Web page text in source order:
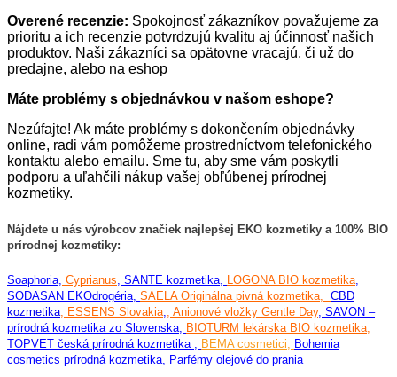
Overené recenzie: Spokojnosť zákazníkov považujeme za
prioritu a ich recenzie potvrdzujú kvalitu aj účinnosť našich
produktov. Naši zákazníci sa opätovne vracajú, či už do
predajne, alebo na eshop
Máte problémy s objednávkou v našom eshope?
Nezúfajte! Ak máte problémy s dokončením objednávky
online, radi vám pomôžeme prostredníctvom telefonického
kontaktu alebo emailu. Sme tu, aby sme vám poskytli
podporu a uľahčili nákup vašej obľúbenej prírodnej
kozmetiky.
Nájdete u nás výrobcov značiek najlepšej EKO kozmetiky a 100% BIO
prírodnej kozmetiky:
Soaphoria Cyprianus SANTE kozmetika, LOGONA BIO kozmetika
SODASAN EKOdrogéria SAELA Originálna pivná kozmetika
CBD
kozmetika
ESSENS Slovakia , Anionové vložky Gentle Day, SAVON –
prírodná kozmetika zo Slovenska
BIOTURM lekárska BIO kozmetika,
TOPVET česká prírodná kozmetika
BEMA cosmetici,
Bohemia
cosmetics prírodná kozmetika, Parfémy olejové do prania